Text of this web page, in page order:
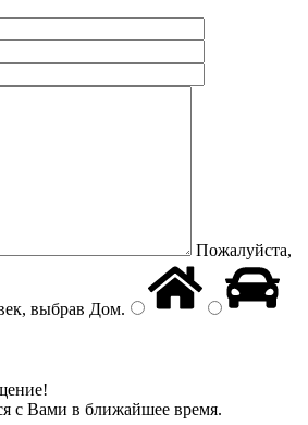
Пожалуйста,
выбрав Дом.
с Вами в ближайшее время.